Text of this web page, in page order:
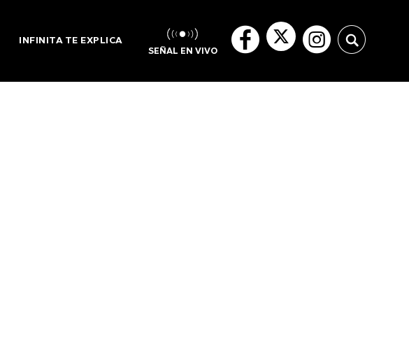
INFINITA TE EXPLICA
SEÑAL EN VIVO